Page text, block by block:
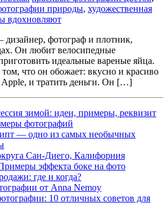
природы, художественная
вдохновляют
дизайнер, фотограф и плотник,
Он любит велосипедные
идеальные вареные яйца.
что он обожает: вкусно и красиво
и тратить деньги. Он […]
зимой: идеи, примеры, реквизит
фотографий
— одно из самых необычных
Сан-Диего, Калифорния
эффекта боке на фото
где и когда?
от Anna Nemoy
10 отличных советов для